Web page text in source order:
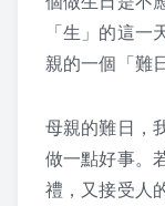
2024
2022
2022
「生」的這
親的一個「難
母親的難日，
做一點好事。
禮，又接受人